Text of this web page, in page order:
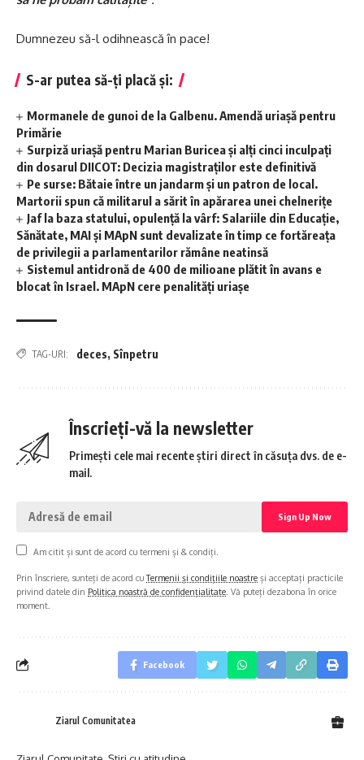
Dumnezeu să-l odihnească în pace!
S-ar putea să-ți placă și:
Mormanele de gunoi de la Galbenu. Amendă uriașă pentru
Primărie
Surpiză uriașă pentru Marian Buricea și alți cinci inculpați
din dosarul DIICOT: Decizia magistraților este definitivă
Pe surse: Bătaie între un jandarm și un patron de local.
Martorii spun că militarul a sărit în apărarea unei chelnerițe
Jaf la baza statului, opulență la vârf: Salariile din Educație,
Sănătate, MAI și MApN sunt devalizate în timp ce fortăreața
de privilegii a parlamentarilor rămâne neatinsă
Sistemul antidronă de 400 de milioane plătit în avans e
blocat în Israel. MApN cere penalități uriașe
TAG-URI: deces, Sînpetru
Înscrieți-vă la newsletter
Primești cele mai recente știri direct în căsuța dvs. de e-
mail.
Am citit și sunt de acord cu termeni și & condiți.
Prin înscriere, sunteți de acord cuTermenii și condițiile noastre și acceptați practicile
privind datele din Politica noastră de confidențialitate . Vă puteți dezabona în orice
moment.
Facebook
Ziarul Comunitatea